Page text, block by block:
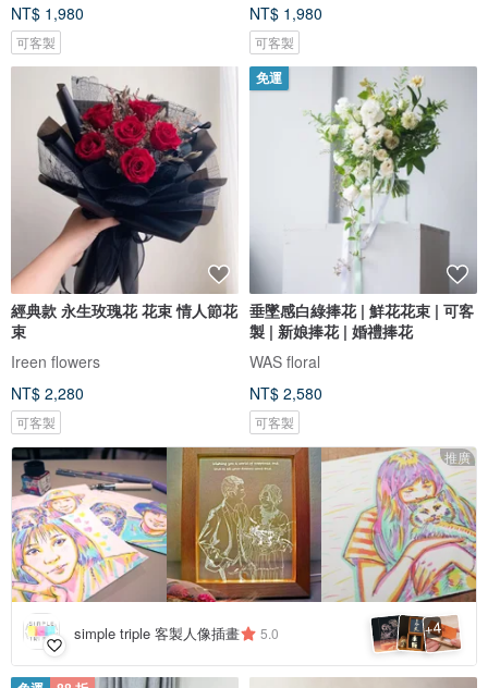
NT$ 1,980
可客製
NT$ 1,980
可客製
經典款 永生玫瑰花 花束 情人節花
束
Ireen flowers
NT$ 2,280
可客製
免運
垂墜感白綠捧花 | 鮮花花束 | 可客
製 | 新娘捧花 | 婚禮捧花
WAS floral
NT$ 2,580
可客製
推廣
simple triple 客製人像插畫 5.0 +4